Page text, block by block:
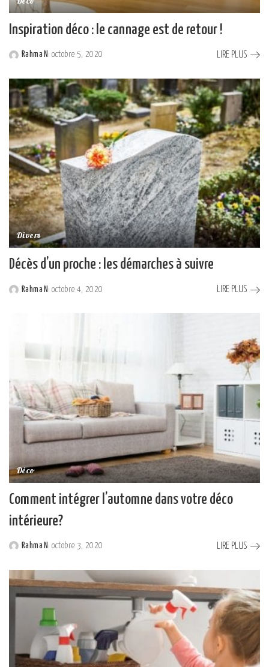
Inspiration déco : le cannage est de retour !
Posted
Rahma N octobre 5, 2020 LIRE PLUS
Divers
Décès d’un proche : les démarches à suivre
Posted
Rahma N octobre 4, 2020 LIRE PLUS
Déco
Comment intégrer l’automne dans votre déco
intérieure?
Rahma N octobre 3, 2020 LIRE PLUS